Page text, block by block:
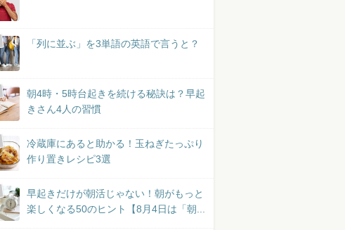
「列に並ぶ」を3単語の英語で言うと？
朝4時・5時台起きを続ける秘訣は？早起
きさん4人の習慣
冷蔵庫にあると助かる！玉ねぎたっぷり
作り置きレシピ3選
早起きだけが朝活じゃない！朝がもっと
楽しくなる50のヒント【8月4日は「朝...